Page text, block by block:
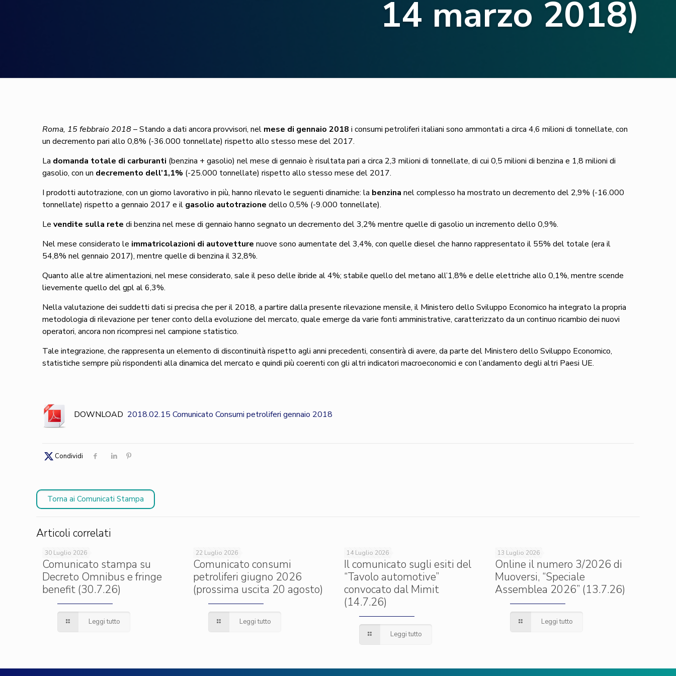
14 marzo 2018)
Roma, 15 febbraio 2018– Stando a dati ancora provvisori, nel mese di gennaio 2018 i consumi petroliferi italiani sono ammontati a circa 4,6 milioni di tonnellate, con
un decremento pari allo 0,8% (-36.000 tonnellate) rispetto allo stesso mese del 2017.
La domanda totale di carburanti (benzina + gasolio) nel mese di gennaio è risultata pari a circa 2,3 milioni di tonnellate, di cui 0,5 milioni di benzina e 1,8 milioni di
gasolio, con un decremento dell’1,1% (-25.000 tonnellate) rispetto allo stesso mese del 2017.
I prodotti autotrazione, con un giorno lavorativo in più, hanno rilevato le seguenti dinamiche: la benzina nel complesso ha mostrato un decremento del 2,9% (-16.000
tonnellate) rispetto a gennaio 2017 e il gasolio autotrazione dello 0,5% (-9.000 tonnellate).
Le vendite sulla rete di benzina nel mese di gennaio hanno segnato un decremento del 3,2% mentre quelle di gasolio un incremento dello 0,9%.
Nel mese considerato le immatricolazioni di autovetture nuove sono aumentate del 3,4%, con quelle diesel che hanno rappresentato il 55% del totale (era il
54,8% nel gennaio 2017), mentre quelle di benzina il 32,8%.
Quanto alle altre alimentazioni, nel mese considerato, sale il peso delle ibride al 4%; stabile quello del metano all’1,8% e delle elettriche allo 0,1%, mentre scende
lievemente quello del gpl al 6,3%.
Nella valutazione dei suddetti dati si precisa che per il 2018, a partire dalla presente rilevazione mensile, il Ministero dello Sviluppo Economico ha integrato la propria
metodologia di rilevazione per tener conto della evoluzione del mercato, quale emerge da varie fonti amministrative, caratterizzato da un continuo ricambio dei nuovi
operatori, ancora non ricompresi nel campione statistico.
Tale integrazione, che rappresenta un elemento di discontinuità rispetto agli anni precedenti, consentirà di avere, da parte del Ministero dello Sviluppo Economico,
statistiche sempre più rispondenti alla dinamica del mercato e quindi più coerenti con gli altri indicatori macroeconomici e con l’andamento degli altri Paesi UE.
DOWNLOAD 2018.02.15 Comunicato Consumi petroliferi gennaio 2018
Condividi
Torna ai Comunicati Stampa
Articoli correlati
30 Luglio 2026
Comunicato stampa su
Decreto Omnibus e fringe
benefit (30.7.26)
Leggi tutto
22 Luglio 2026
Comunicato consumi
petroliferi giugno 2026
(prossima uscita 20 agosto)
Leggi tutto
14 Luglio 2026
Il comunicato sugli esiti del
“Tavolo automotive”
convocato dal Mimit
(14.7.26)
Leggi tutto
13 Luglio 2026
Online il numero 3/2026 di
Muoversi, “Speciale
Assemblea 2026” (13.7.26)
Leggi tutto